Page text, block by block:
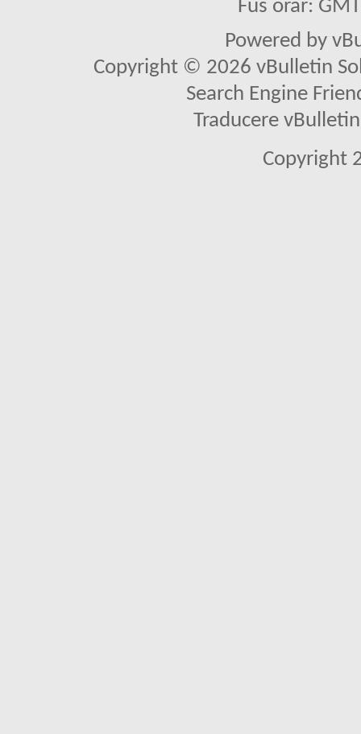
Fus orar:
Powered by
Copyright © 2026 vBulletin
Search Engine
Traducere
Copyright